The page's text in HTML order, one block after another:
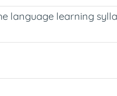
language learning